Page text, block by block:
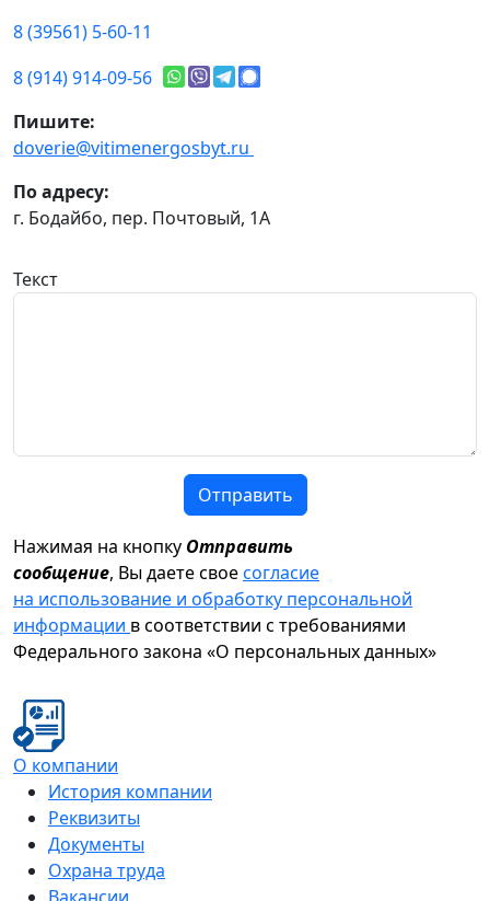
8 (39561) 5-60-11
8 (914) 914-09-56
Пишите:
doverie@vitimenergosbyt.ru
По адресу:
г. Бодайбо, пер. Почтовый, 1А
Текст
Отправить
Нажимая на кнопку Отправить
сообщение, Вы даете своесогласие
на использование и обработку персональной
информации в соответствии с требованиями
Федерального закона «О персональных данных»
О компании
История компании
Реквизиты
Документы
Охрана труда